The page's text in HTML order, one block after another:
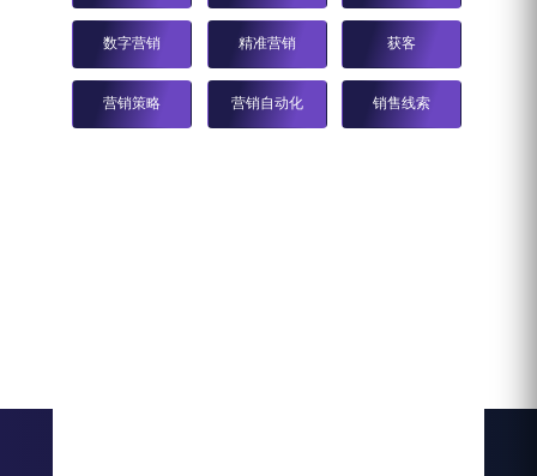
数字营销 精准营销 获客
营销策略 营销自动化 销售线索